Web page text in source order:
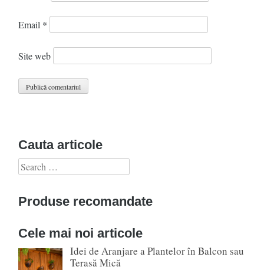
Email *
Site web
Cauta articole
Search
for:
Produse recomandate
Cele mai noi articole
Idei de Aranjare a Plantelor în Balcon sau
Terasă Mică